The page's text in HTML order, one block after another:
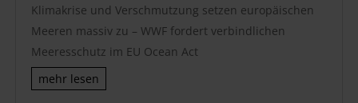
Klimakrise und Verschmutzung setzen europäischen
Meeren massiv zu – WWF fordert verbindlichen
Meeresschutz im EU Ocean Act
mehr lesen